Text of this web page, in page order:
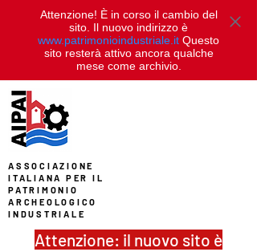
Attenzione! È in corso il cambio del
sito. Il nuovo indirizzo è
www.patrimonioindustriale.it Questo
sito resterà attivo ancora qualche
mese come archivio.
ASSOCIAZIONE
ITALIANA PER IL
PATRIMONIO
ARCHEOLOGICO
INDUSTRIALE
Attenzione: il nuovo sito è